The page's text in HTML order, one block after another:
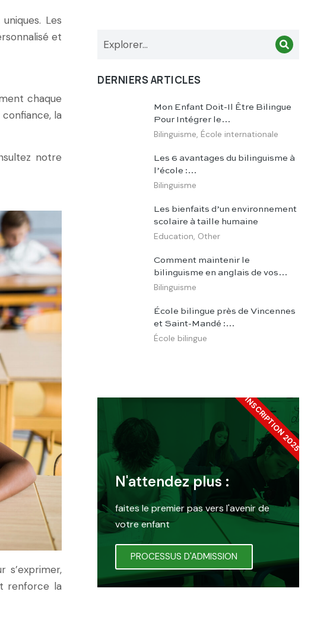
Les
et
chaque
la
notre
s’exprimer,
renforce la
DERNIERS ARTICLES
Mon Enfant Doit-Il Être Bilingue
Pour Intégrer le…
Bilinguisme École internationale
Les 6 avantages du bilinguisme à
l’école :…
Bilinguisme
Les bienfaits d’un environnement
scolaire à taille humaine
Education Other
Comment maintenir le
bilinguisme en anglais de vos…
Bilinguisme
École bilingue près de Vincennes
et Saint-Mandé :…
École bilingue
N'attendez plus :
faites le premier pas vers l'avenir de
votre enfant
PROCESSUS D'ADMISSION
INSCRIPTION 2025